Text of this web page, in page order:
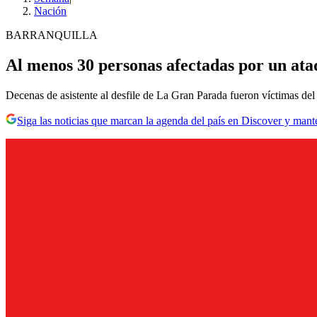
Nación
BARRANQUILLA
Al menos 30 personas afectadas por un
Decenas de asistente al desfile de La Gran Parada fueron víctimas
Siga las noticias que marcan la agenda del país en Discover y